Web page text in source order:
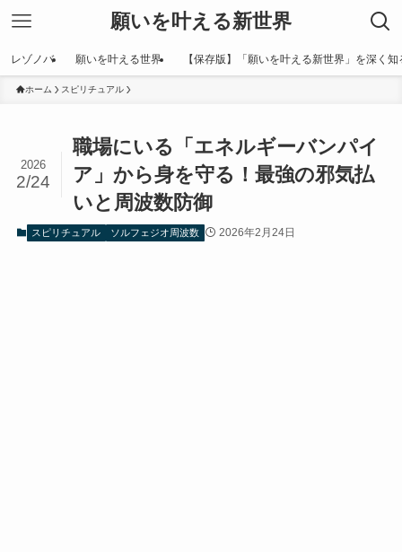
願いを叶える新世界
レゾノバ 願いを叶える世界 【保存版】「願いを叶える新世界」を深く
ホーム スピリチュアル
職場にいる「エネルギーバンパイ
ア」から身を守る！最強の邪気払
いと周波数防御
2026
2/24
スピリチュアル ソルフェジオ周波数 2026年2月24日